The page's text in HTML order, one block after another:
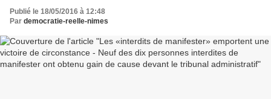
gain de cause devant le tribunal administratif
Publié le 18/05/2016 à 12:48
Par democratie-reelle-nimes